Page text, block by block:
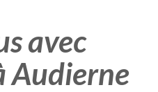
avec
Audierne